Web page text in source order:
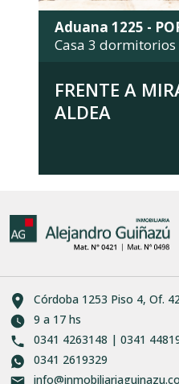
Aduana 1225 -
Casa 3
FRENTE A
ALDEA
Córdoba 1253 Piso 4, Of.
9 a 17 hs
0341 4263148 | 0341
0341 2619329